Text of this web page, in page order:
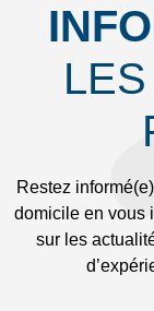
Restez
domicile en vous
sur les